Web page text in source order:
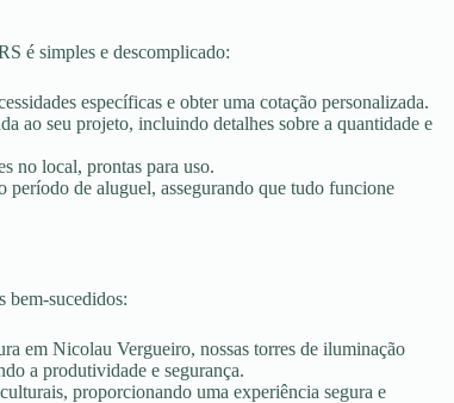
é simples e descomplicado:
específicas e obter uma cotação personalizada.
ao seu projeto, incluindo detalhes sobre a quantidade e
no local, prontas para uso.
período de aluguel, assegurando que tudo funcione
bem-sucedidos:
em Nicolau Vergueiro, nossas torres de iluminação
a produtividade e segurança.
proporcionando uma experiência segura e